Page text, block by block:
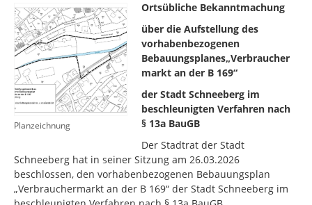
Planzeichnung
Ortsübliche Bekanntmachung
über die Aufstellung des
vorhabenbezogenen
Bebauungsplanes„Verbraucher
markt an der B 169“
der Stadt Schneeberg im
beschleunigten Verfahren nach
§ 13a BauGB
Der Stadtrat der Stadt
Schneeberg hat in seiner Sitzung am 26.03.2026
beschlossen, den vorhabenbezogenen Bebauungsplan
„Verbrauchermarkt an der B 169“ der Stadt Schneeberg im